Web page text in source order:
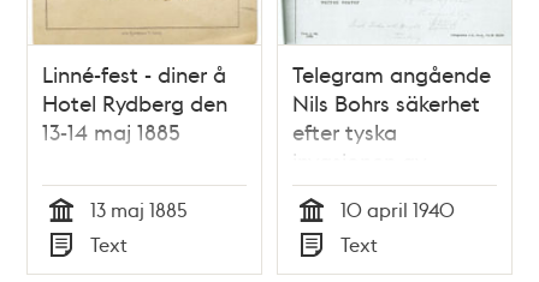
Linné-fest - diner å
Hotel Rydberg den
13-14 maj 1885
Tid
13 maj 1885
Typ
Text
Telegram angående
Nils Bohrs säkerhet
efter tyska
invasionen av
Danmark, 1940
Tid
10 april 1940
Typ
Text